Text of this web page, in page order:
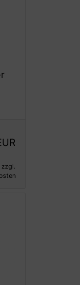
zzgl.